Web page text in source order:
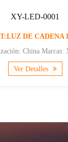
XY-LED-0003
DE
China
Tipo de negocio:
Fabricante, Exportador
Ver Detalles